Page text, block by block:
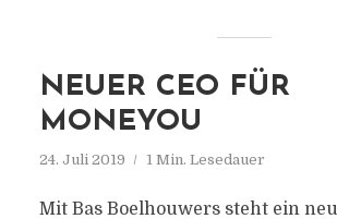
NEUER CEO FÜR
MONEYOU
24. Juli 2019 1 Min. Lesedauer
Mit Bas Boelhouwers steht ein